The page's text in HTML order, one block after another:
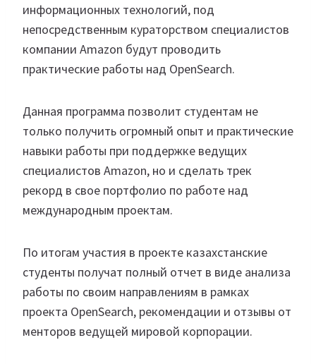
информационных технологий, под
непосредственным кураторством специалистов
компании Amazon будут проводить
практические работы над OpenSearch.
Данная программа позволит студентам не
только получить огромный опыт и практические
навыки работы при поддержке ведущих
специалистов Amazon, но и сделать трек
рекорд в свое портфолио по работе над
международным проектам.
По итогам участия в проекте казахстанские
студенты получат полный отчет в виде анализа
работы по своим направлениям в рамках
проекта OpenSearch, рекомендации и отзывы от
менторов ведущей мировой корпорации.